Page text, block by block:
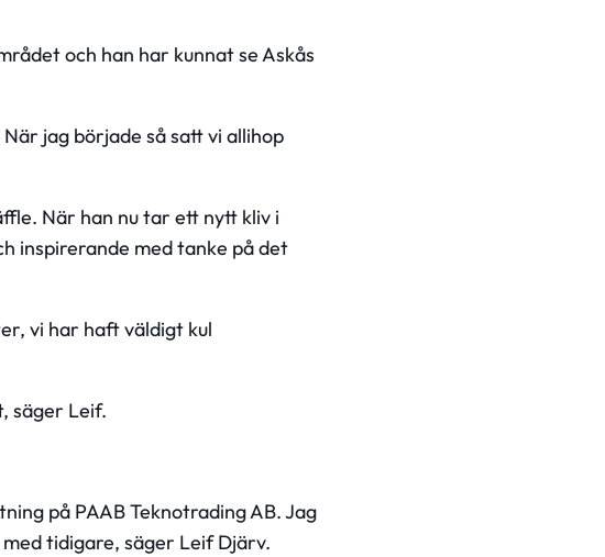
och han har kunnat se Askås
jag började så satt vi allihop
När han nu tar ett nytt kliv i
inspirerande med tanke på det
vi har haft väldigt kul
säger Leif.
på PAAB Teknotrading AB. Jag
tidigare, säger Leif Djärv.